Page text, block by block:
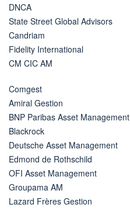
DNCA
State Street Global Advisors
Candriam
Fidelity International
CM CIC AM
Comgest
Amiral Gestion
BNP Paribas Asset Management
Blackrock
Deutsche Asset Management
Edmond de Rothschild
OFI Asset Management
Groupama AM
Lazard Frères Gestion